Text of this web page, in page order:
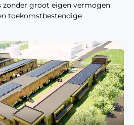
zonder groot eigen vermogen
toekomstbestendige